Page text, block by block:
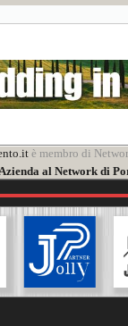
è membro di
al Network di